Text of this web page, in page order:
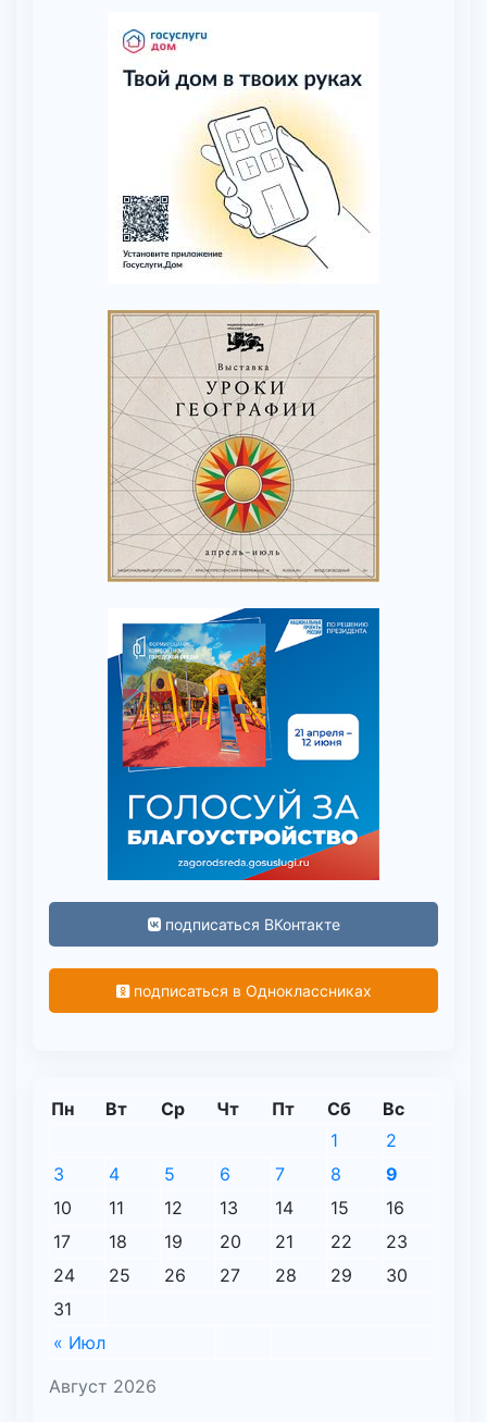
подписаться ВКонтакте
подписаться в Одноклассниках
Август 2026
Пн Вт Ср Чт Пт Сб Вс
« Июл
1
2
3
4 5 6 7 8
9
10
11 12 13 14 15
16
17
18 19 20 21 22
23
24
25 26 27 28 29
30
31